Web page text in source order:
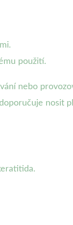
použití.
nebo
nosit